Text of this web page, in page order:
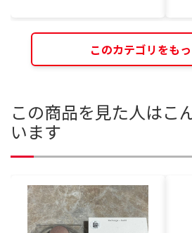
このカテゴリをも
この商品を見た人はこ
います